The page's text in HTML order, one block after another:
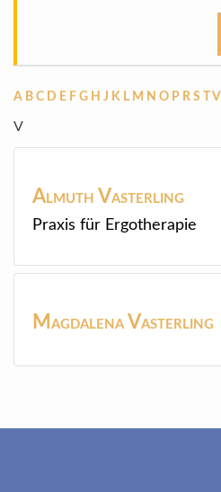
A B C D E F G H J K L M N O P R S V
V
Almuth Vasterling
Praxis für Ergotherapie
MagdalenaVasterling